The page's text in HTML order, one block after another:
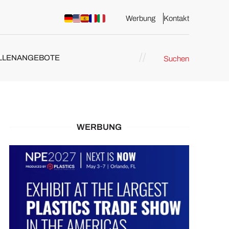
Werbung Kontakt
Suchen
WERBUNG